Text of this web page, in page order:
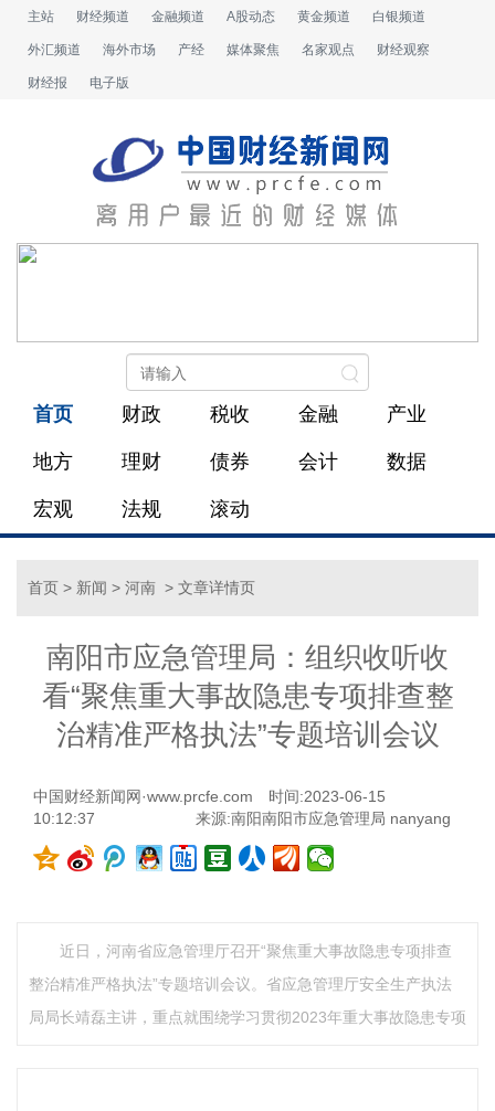
主站 财经频道 金融频道 A股动态 黄金频道 白银频道
外汇频道 海外市场 产经 媒体聚焦 名家观点 财经观察
财经报 电子版
首页 财政 税收 金融 产业
地方 理财 债券 会计 数据
宏观 法规 滚动
首页 > 新闻 > 河南 > 文章详情页
南阳市应急管理局：组织收听收
看“聚焦重大事故隐患专项排查整
治精准严格执法”专题培训会议
中国财经新闻网·www.prcfe.com
时间:2023-06-15
10:12:37
来源:南阳南阳市应急管理局 nanyang
近日，河南省应急管理厅召开“聚焦重大事故隐患专项排查
整治精准严格执法”专题培训会议。省应急管理厅安全生产执法
局局长靖磊主讲，重点就围绕学习贯彻2023年重大事故隐患专项